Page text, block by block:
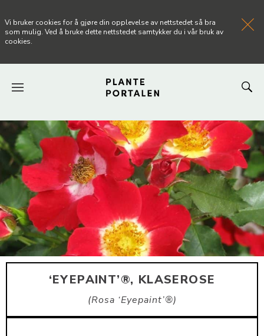
FORSIDEN
NYHETER
ARTIKLER
OM PLANTEPORTALEN
KONTAKT
Vi bruker cookies for å gjøre din opplevelse av nettstedet så bra
som mulig. Ved å bruke dette nettstedet samtykker du i vår bruk av
cookies.
‘EYEPAINT’®, KLASEROSE
Rosa ‘Eyepaint’®